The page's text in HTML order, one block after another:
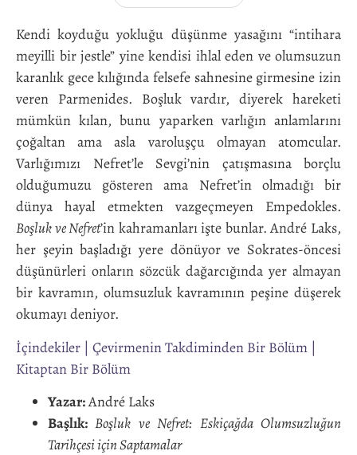
Kendi koyduğu yokluğu düşünme yasağını “intihara
meyilli bir jestle” yine kendisi ihlal eden ve olumsuzun
karanlık gece kılığında felsefe sahnesine girmesine izin
veren Parmenides. Boşluk vardır, diyerek hareketi
mümkün kılan, bunu yaparken varlığın anlamlarını
çoğaltan ama asla varoluşçu olmayan atomcular.
Varlığımızı Nefret’le Sevgi’nin çatışmasına borçlu
olduğumuzu gösteren ama Nefret’in olmadığı bir
dünya hayal etmekten vazgeçmeyen Empedokles.
Boşluk ve Nefret’in kahramanları işte bunlar. André Laks,
her şeyin başladığı yere dönüyor ve Sokrates-öncesi
düşünürleri onların sözcük dağarcığında yer almayan
bir kavramın, olumsuzluk kavramının peşine düşerek
okumayı deniyor.
İçindekiler | Çevirmenin Takdiminden Bir Bölüm |
Kitaptan Bir Bölüm
Yazar:André Laks
Başlık:Boşluk ve Nefret: Eskiçağda Olumsuzluğun
Tarihçesi için Saptamalar